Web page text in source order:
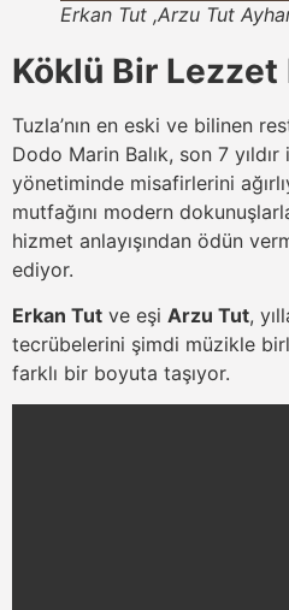
Erkan Tut ,Arzu Tut
Köklü Bir Lezzet
Tuzla’nın en eski ve bilinen
Dodo Marin Balık, son 7
yönetiminde misafirlerini
mutfağını modern
hizmet anlayışından ödün
ediyor.
Erkan Tut ve eşi Arzu Tut,
tecrübelerini şimdi müzikle
farklı bir boyuta taşıyor.